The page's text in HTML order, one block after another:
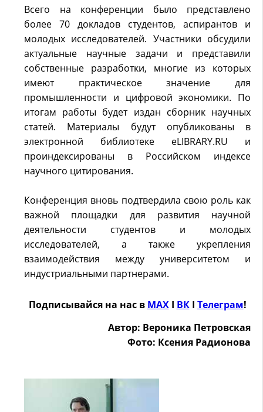
Всего на конференции было представлено
более 70 докладов студентов, аспирантов и
молодых исследователей. Участники обсудили
актуальные научные задачи и представили
собственные разработки, многие из которых
имеют практическое значение для
промышленности и цифровой экономики. По
итогам работы будет издан сборник научных
статей. Материалы будут опубликованы в
электронной библиотеке eLIBRARY.RU и
проиндексированы в Российском индексе
научного цитирования.
Конференция вновь подтвердила свою роль как
важной площадки для развития научной
деятельности студентов и молодых
исследователей, а также укрепления
взаимодействия между университетом и
индустриальными партнерами.
Подписывайся на нас в MAXӀ ВКӀ Телеграм!
Автор: Вероника Петровская
Фото: Ксения Радионова